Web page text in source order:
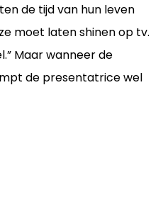
de tijd van hun leven
moet laten shinen op tv.
Maar wanneer de
de presentatrice wel